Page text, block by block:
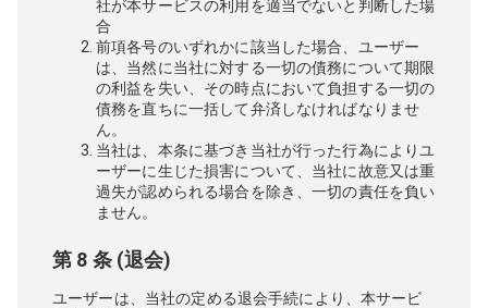
社が本サービスの利用を適当でないと判断した場
合
前項各号のいずれかに該当した場合、ユーザー
は、当然に当社に対する一切の債務について期限
の利益を失い、その時点において負担する一切の
債務を直ちに一括して弁済しなければなりませ
ん。
当社は、本条に基づき当社が行った行為によりユ
ーザーに生じた損害について、当社に故意又は重
過失が認められる場合を除き、一切の責任を負い
ません。
第 8 条 (退会)
ユーザーは、当社の定める退会手続により、本サービ